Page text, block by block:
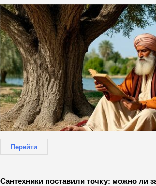
Перейти
Сантехники поставили точку: можно ли